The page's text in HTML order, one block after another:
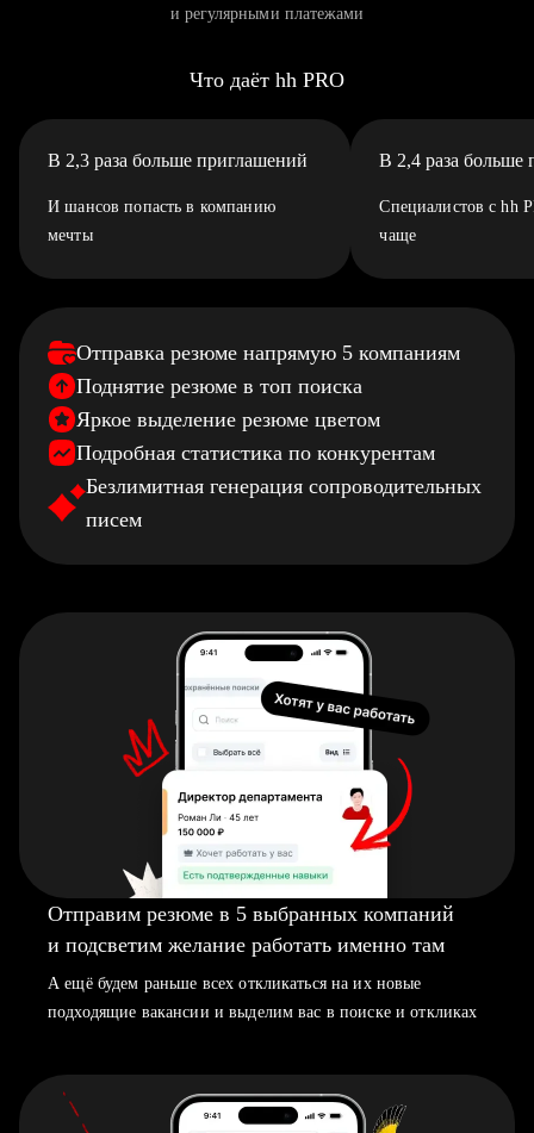
и регулярными платежами
Что даёт hh PRO
В 2,3 раза больше приглашений
И шансов попасть в компанию
мечты
В 2,4 раза больше
Специалистов с hh
чаще
Отправка резюме напрямую 5 компаниям
Поднятие резюме в топ поиска
Яркое выделение резюме цветом
Подробная статистика по конкурентам
Безлимитная генерация сопроводительных
писем
Отправим резюме в 5 выбранных компаний
и подсветим желание работать именно там
А ещё будем раньше всех откликаться на их новые
подходящие вакансии и выделим вас в поиске и откликах